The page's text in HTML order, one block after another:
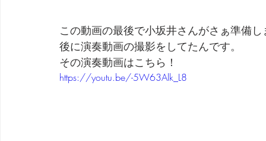
この動画の最後で小坂井さんがさぁ準備
後に演奏動画の撮影をしてたんです。
その演奏動画はこちら！
https://youtu.be/-5W63Alk_L8